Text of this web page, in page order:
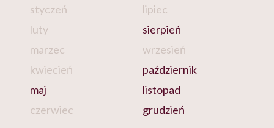
styczeń
luty
marzec
kwiecień
maj
czerwiec
lipiec
sierpień
wrzesień
październik
listopad
grudzień